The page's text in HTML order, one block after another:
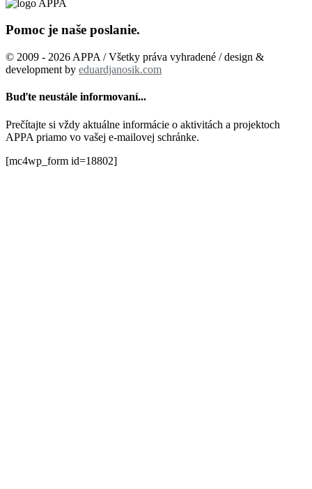
Pomoc je naše poslanie.
© 2009 - 2026 APPA / Všetky práva vyhradené / design &
development by eduardjanosik.com
Buďte neustále informovaní...
Prečítajte si vždy aktuálne informácie o aktivitách a projektoch
APPA priamo vo vašej e-mailovej schránke.
[mc4wp_form id=18802]